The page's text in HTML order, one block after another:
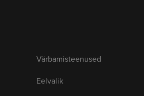
Värbamisteenused
Eelvalik